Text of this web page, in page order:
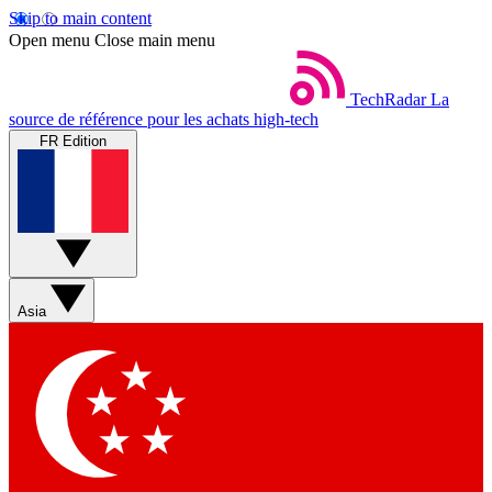
Skip to main content
Open menu Close main menu
TechRadar La
source de référence pour les achats high-tech
FR Edition
Asia